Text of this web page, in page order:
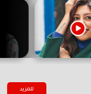
للمزيد